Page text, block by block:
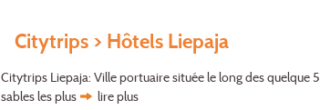
Citytrips> Hôtels Liepaja
Citytrips Liepaja: Ville portuaire située le long des
sables les plus
lire plus